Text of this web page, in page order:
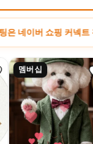
넥트 활동의 일
멤버십